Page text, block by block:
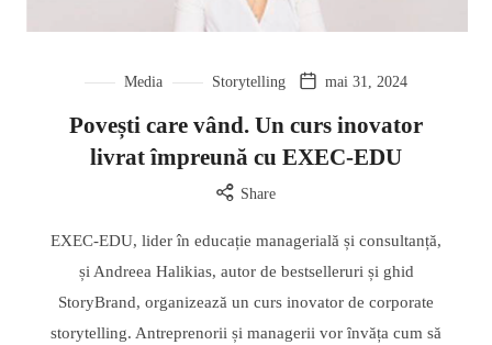
Media Storytelling mai 31, 2024
Povești care vând. Un curs inovator
livrat împreună cu EXEC-EDU
Share
EXEC-EDU, lider în educație managerială și consultanță,
și Andreea Halikias, autor de bestselleruri și ghid
StoryBrand, organizează un curs inovator de corporate
storytelling. Antreprenorii și managerii vor ȋnvăța cum să